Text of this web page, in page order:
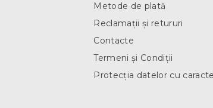
Metode de plată
Reclamații și retururi
Contacte
Termeni și Condiții
Protecția datelor cu